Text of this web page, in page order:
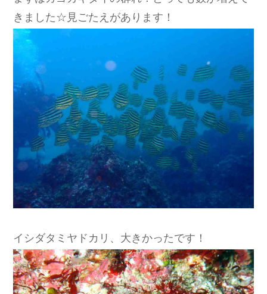
きました☆見ごたえがあります！
イシダタミヤドカリ、大きかったです！